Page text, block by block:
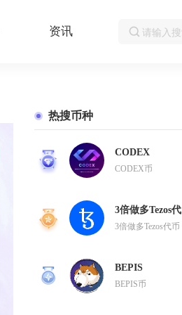
资讯
热搜币种
1
CODEX
CODEX币
2
3倍做多Tezos代
3倍做多Tezos代币
3
BEPIS
BEPIS币